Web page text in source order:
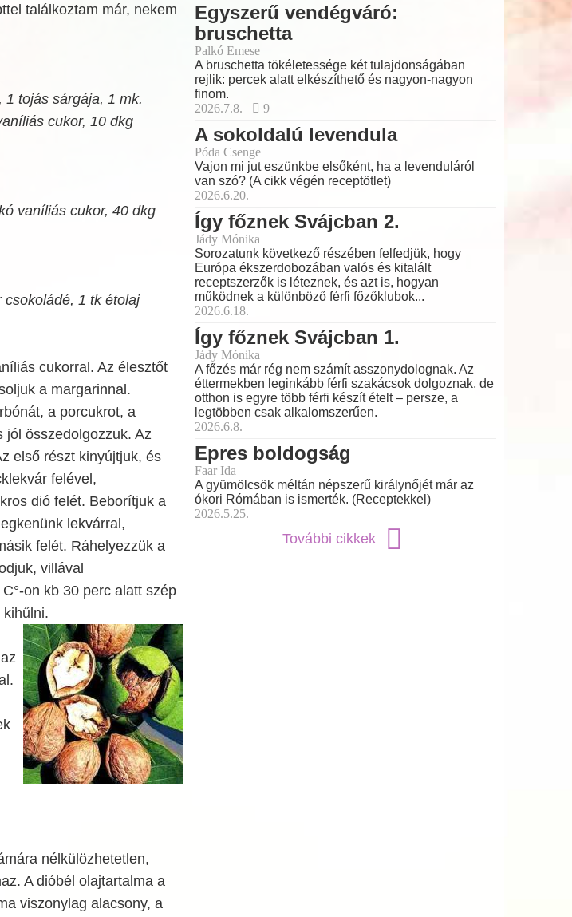
találkoztam már, nekem
tojás sárgája, 1 mk.
cukor, 10 dkg
vaníliás cukor, 40 dkg
1 tk étolaj
cukorral. Az élesztőt
a margarinnal.
a porcukrot, a
összedolgozzuk. Az
első részt kinyújtjuk, és
felével,
dió felét. Beborítjuk a
lekvárral,
felét. Ráhelyezzük a
villával
on kb 30 perc alatt szép
kihűlni.
nélkülözhetetlen,
A dióbél olajtartalma a
viszonylag alacsony, a
Egyszerű vendégváró:
bruschetta
Palkó Emese
A bruschetta tökéletessége két tulajdonságában
rejlik: percek alatt elkészíthető és nagyon-nagyon
finom.
2026.7.8.
9
A sokoldalú levendula
Póda Csenge
Vajon mi jut eszünkbe elsőként, ha a levenduláról
van szó? (A cikk végén receptötlet)
2026.6.20.
Így főznek Svájcban 2.
Jády Mónika
Sorozatunk következő részében felfedjük, hogy
Európa ékszerdobozában valós és kitalált
receptszerzők is léteznek, és azt is, hogyan
működnek a különböző férfi főzőklubok...
2026.6.18.
Így főznek Svájcban 1.
Jády Mónika
A főzés már rég nem számít asszonydolognak. Az
éttermekben leginkább férfi szakácsok dolgoznak, de
otthon is egyre több férfi készít ételt – persze, a
legtöbben csak alkalomszerűen.
2026.6.8.
Epres boldogság
Faar Ida
A gyümölcsök méltán népszerű királynőjét már az
ókori Rómában is ismerték. (Receptekkel)
2026.5.25.
További cikkek